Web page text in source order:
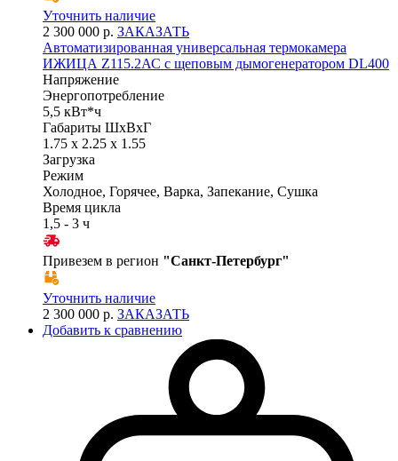
Уточнить наличие
2 300 000 р. ЗАКАЗАТЬ
Автоматизированная универсальная термокамера
ИЖИЦА Z115.2АС с щеповым дымогенератором DL400
Напряжение
Энергопотребление
5,5 кВт*ч
Габариты ШхВхГ
1.75 x 2.25 x 1.55
Загрузка
Режим
Холодное, Горячее, Варка, Запекание, Сушка
Время цикла
1,5 - 3 ч
Привезем в регион "Санкт-Петербург"
Уточнить наличие
2 300 000 р. ЗАКАЗАТЬ
Добавить к сравнению